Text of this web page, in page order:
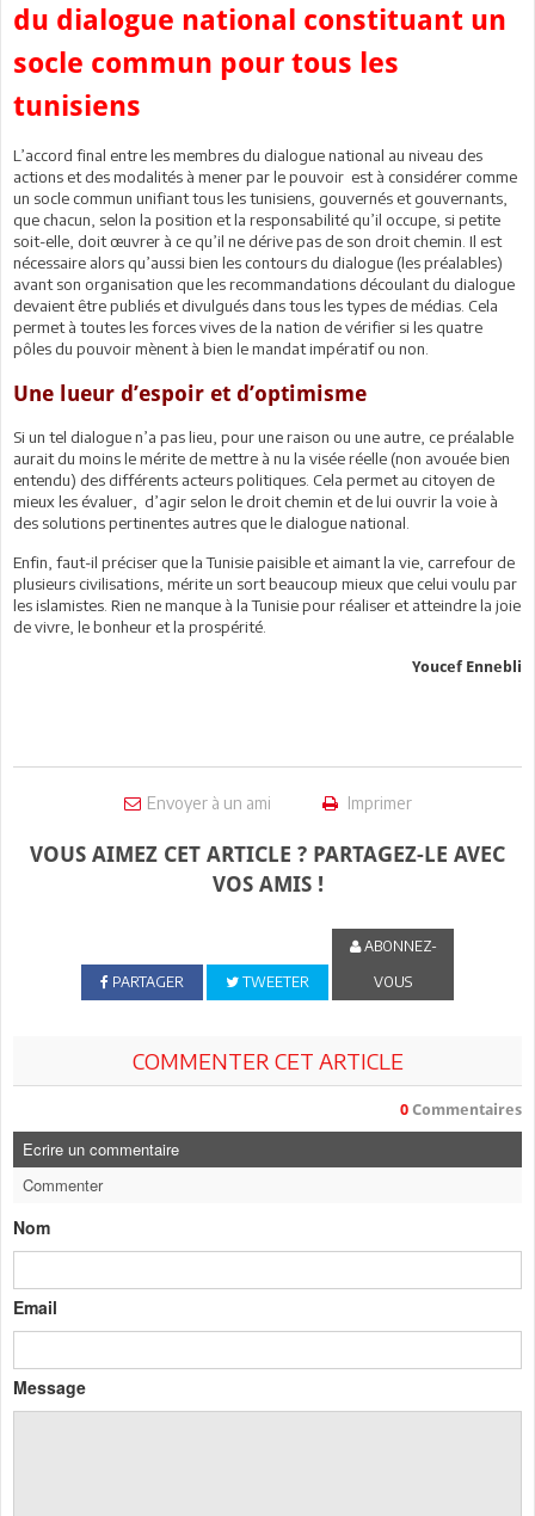
du dialogue national constituant un
socle commun pour tous les
tunisiens
L’accord final entre les membres du dialogue national au niveau des
actions et des modalités à mener par le pouvoir est à considérer comme
un socle commun unifiant tous les tunisiens, gouvernés et gouvernants,
que chacun, selon la position et la responsabilité qu’il occupe, si petite
soit-elle, doit œuvrer à ce qu’il ne dérive pas de son droit chemin. Il est
nécessaire alors qu’aussi bien les contours du dialogue (les préalables)
avant son organisation que les recommandations découlant du dialogue
devaient être publiés et divulgués dans tous les types de médias. Cela
permet à toutes les forces vives de la nation de vérifier si les quatre
pôles du pouvoir mènent à bien le mandat impératif ou non.
Une lueur d’espoir et d’optimisme
Si un tel dialogue n’a pas lieu, pour une raison ou une autre, ce préalable
aurait du moins le mérite de mettre à nu la visée réelle (non avouée bien
entendu) des différents acteurs politiques. Cela permet au citoyen de
mieux les évaluer, d’agir selon le droit chemin et de lui ouvrir la voie à
des solutions pertinentes autres que le dialogue national.
Enfin, faut-il préciser que la Tunisie paisible et aimant la vie, carrefour de
plusieurs civilisations, mérite un sort beaucoup mieux que celui voulu par
les islamistes. Rien ne manque à la Tunisie pour réaliser et atteindre la joie
de vivre, le bonheur et la prospérité.
Youcef Ennebli
Envoyer à un ami Imprimer
VOUS AIMEZ CET ARTICLE ? PARTAGEZ-LE AVEC
VOS AMIS !
PARTAGER TWEETER
ABONNEZ-
VOUS
COMMENTER CET ARTICLE
0 Commentaires
Ecrire un commentaire
Commenter
Nom
Email
Message